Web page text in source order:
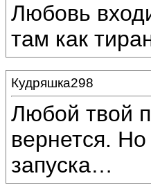
Любовь
там как
Кудряшка298
Любой твой
вернется.
запуска…